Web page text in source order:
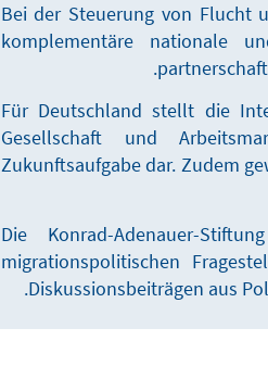
Bei der Steuerung von Flucht
komplementäre nationale
Für Deutschland stellt die
Gesellschaft und
Zukunftsaufgabe dar. Zudem
Die Konrad-Adenauer-
migrationspolitischen
Diskussionsbeiträgen aus